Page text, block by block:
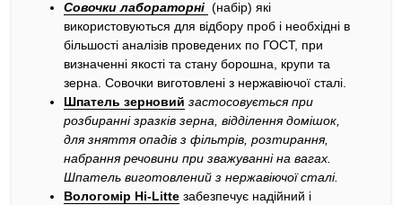
Совочки лабораторні (набір) які
використовуються для відбору проб і необхідні в
більшості аналізів проведених по ГОСТ, при
визначенні якості та стану борошна, крупи та
зерна. Совочки виготовлені з нержавіючої сталі.
Шпатель зерновий застосовується при
розбиранні зразків зерна, відділення домішок,
для зняття опадів з фільтрів, розтирання,
набрання речовини при зважуванні на вагах.
Шпатель виготовлений з нержавіючої сталі.
Вологомір Hi-Litte забезпечує надійний і